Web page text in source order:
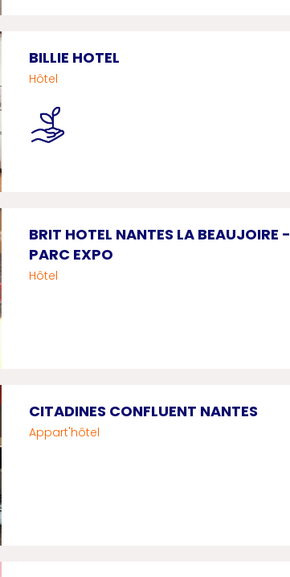
BILLIE HOTEL
Hôtel
BRIT HOTEL NANTES LA BEAUJOIRE -
PARC EXPO
Hôtel
CITADINES CONFLUENT NANTES
Appart'hôtel